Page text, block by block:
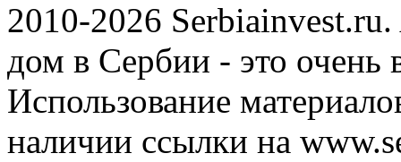
2010-2026
дом в Сербии - это очень
Использование
наличии ссылки на